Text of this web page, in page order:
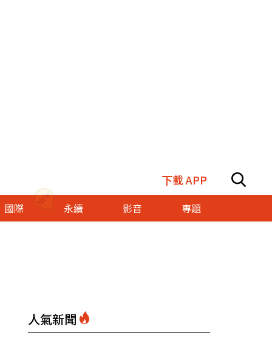
下載 APP
國際 永續 影音 專題
人氣新聞